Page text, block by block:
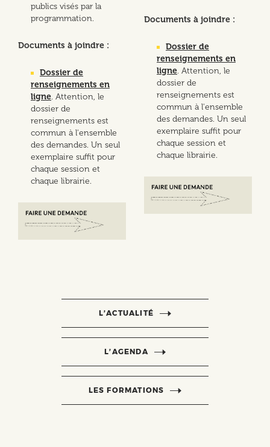
publics visés par la
programmation.
Documents à joindre :
Dossier de
renseignements en
ligne. Attention, le
dossier de
renseignements est
commun à l'ensemble
des demandes. Un seul
exemplaire suffit pour
chaque session et
chaque librairie.
Documents à joindre :
Dossier de
renseignements en
ligne. Attention, le
dossier de
renseignements est
commun à l'ensemble
des demandes. Un seul
exemplaire suffit pour
chaque session et
chaque librairie.
L’ACTUALITÉ
L’AGENDA
LES FORMATIONS